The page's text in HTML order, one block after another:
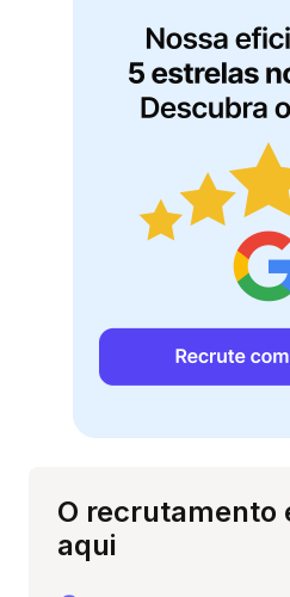
O recrutamento
aqui